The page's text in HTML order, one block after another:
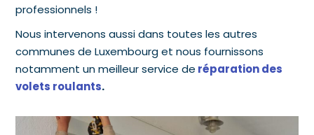
professionnels !
Nous intervenons aussi dans toutes les autres
communes de Luxembourg et nous fournissons
notamment un meilleur service de réparation des
volets roulants.